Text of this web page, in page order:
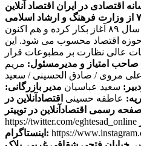
اقتصادی در ایران اقتصاد آنلاین
دارای مجوز به شماره ۷۴۳۳۴ از وزارت فرهنگ و ارشاد اسلامی
این پایگاه خبری از سال ۸۹ آغاز بکار کرده و هم اکنون
حوزه اقتصاد محسوب می شود. این
عالی نظارت بر مطبوعات قرار
صاحب امتیاز و مدیرمسئول: مریم
علی مروی / صادق الحسینی / سعید
سعید عباسیان مدیر بازرگانی:
عاطفه حسینی اقتصادآنلاین در
https://twitter.com/eghtesad_online
اینستاگرام: https://